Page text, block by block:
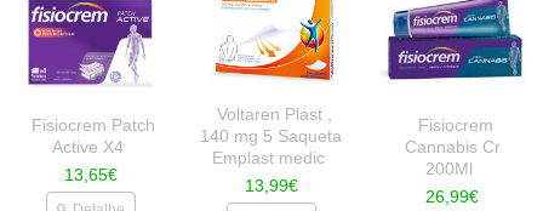
Fisiocrem Patch
Active X4
13,65€
Voltaren Plast ,
140 mg 5 Saqueta
Emplast medic
13,99€
Fisiocrem
Cannabis Cr
200Ml
26,99€